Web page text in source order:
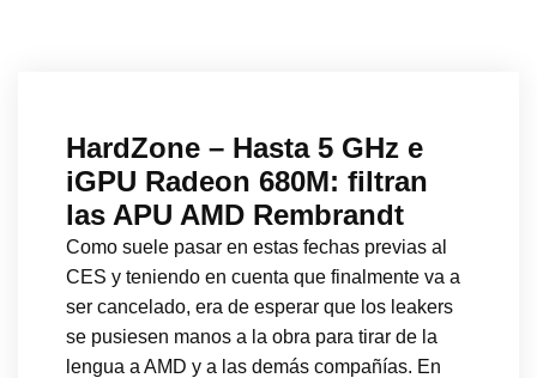
HardZone – Hasta 5 GHz e
iGPU Radeon 680M: filtran
las APU AMD Rembrandt
Como suele pasar en estas fechas previas al
CES y teniendo en cuenta que finalmente va a
ser cancelado, era de esperar que los leakers
se pusiesen manos a la obra para tirar de la
lengua a AMD y a las demás compañías. En